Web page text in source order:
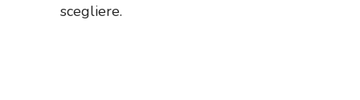
scegliere.